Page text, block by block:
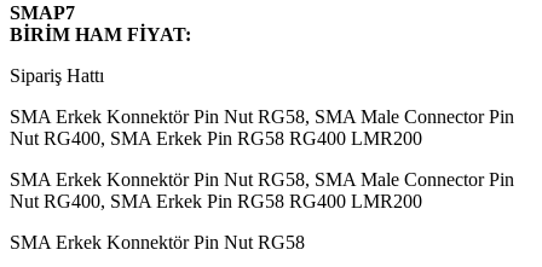
SMAP7
BİRİM HAM FİYAT:
Sipariş Hattı
SMA Erkek Konnektör Pin Nut RG58, SMA Male Connector Pin
Nut RG400, SMA Erkek Pin RG58 RG400 LMR200
SMA Erkek Konnektör Pin Nut RG58, SMA Male Connector Pin
Nut RG400, SMA Erkek Pin RG58 RG400 LMR200
SMA Erkek Konnektör Pin Nut RG58